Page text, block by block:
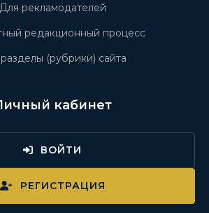
Для рекламодателей
редакционный процесс
(рубрики) сайта
кабинет
ВОЙТИ
РЕГИСТРАЦИЯ